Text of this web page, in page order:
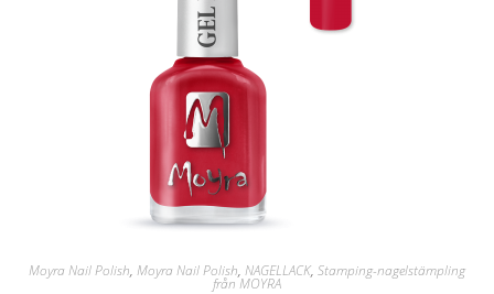
Moyra Nail Polish, Moyra Nail Polish, NAGELLACK, Stamping-nagelstämpling
från MOYRA